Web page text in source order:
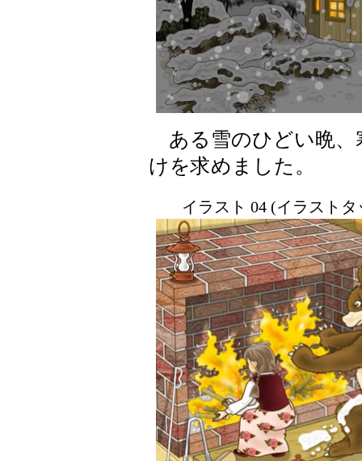
ある雪のひどい晩、
けを求めました。
イラスト 04 (イラスト